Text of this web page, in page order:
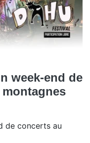
week-end de
de concerts au